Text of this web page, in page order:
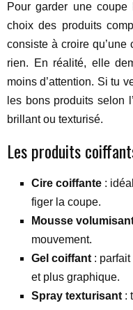
Pour garder une
choix des produits
consiste à croire
rien. En réalité, elle
moins d’attention. Si tu
les bons produits selon
brillant ou texturisé.
Les produits
Cire coiffante :
figer la coupe.
Mousse
mouvement.
Gel coiffant :
et plus graphique.
Spray texturisant :